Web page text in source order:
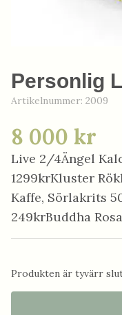
Personlig
Artikelnummer: 2009
8 000 kr
Live 2/4Ängel
1299krKluster
Kaffe, Sörlakrits
249krBuddha
Produkten är tyvärr